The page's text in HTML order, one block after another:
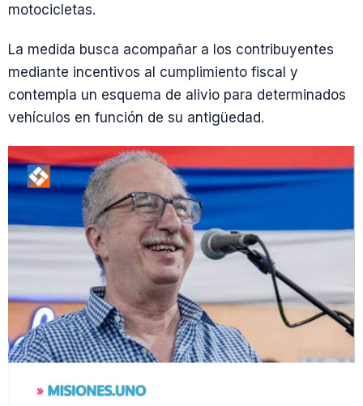
motocicletas.
La medida busca acompañar a los contribuyentes
mediante incentivos al cumplimiento fiscal y
contempla un esquema de alivio para determinados
vehículos en función de su antigüedad.